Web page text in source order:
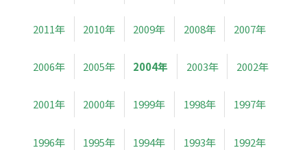
2011年 2010年 2009年 2008年 2007年
2006年 2005年 2004年 2003年 2002年
2001年 2000年 1999年 1998年 1997年
1996年 1995年 1994年 1993年 1992年